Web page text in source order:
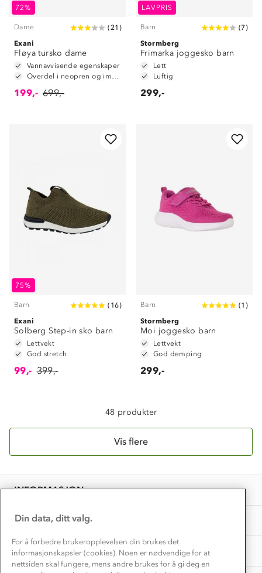
72%
Dame (21 )
Exani
Fløya tursko dame
Vannavvisende egenskaper
Overdel i neopren og immitert skinn
199,- 699,-
LAVPRIS
Barn (7)
Stormberg
Frimarka joggesko barn
Lett
Luftig
299,-
75%
Barn ( 16)
Exani
Solberg Step-in sko barn
Lettvekt
God stretch
99,- 399,-
Barn (1 )
Stormberg
Moi joggesko barn
Lettvekt
God demping
299,-
48 produkter
Vis flere
INFORMASJON
Kundeservice
Våre butikker
Bedrift, barnehage og SFO
Presse
OM OSS
Klima og miljø
Etisk handel
Dyreetikk
Samarbeide med oss?
TIPS OG RÅD
Trelagsprinsippet barn
Alt du trenger til Norgesferien
Dette trenger du til barnehagen
Store størrelser
Turmat oppskrifter
Beredskap
Norgesferie 🇳🇴
Få turinspirasjon og tips her⛰
Overnatte utendørs⛺
Leirskole 🥾
Barnehageansatt
Tips til hyttetur
Din data, ditt valg.
For å forbedre brukeropplevelsen din brukes det
informasjonskapsler (cookies). Noen er nødvendige for at
nettsiden skal fungere, mens andre brukes for å gi deg en